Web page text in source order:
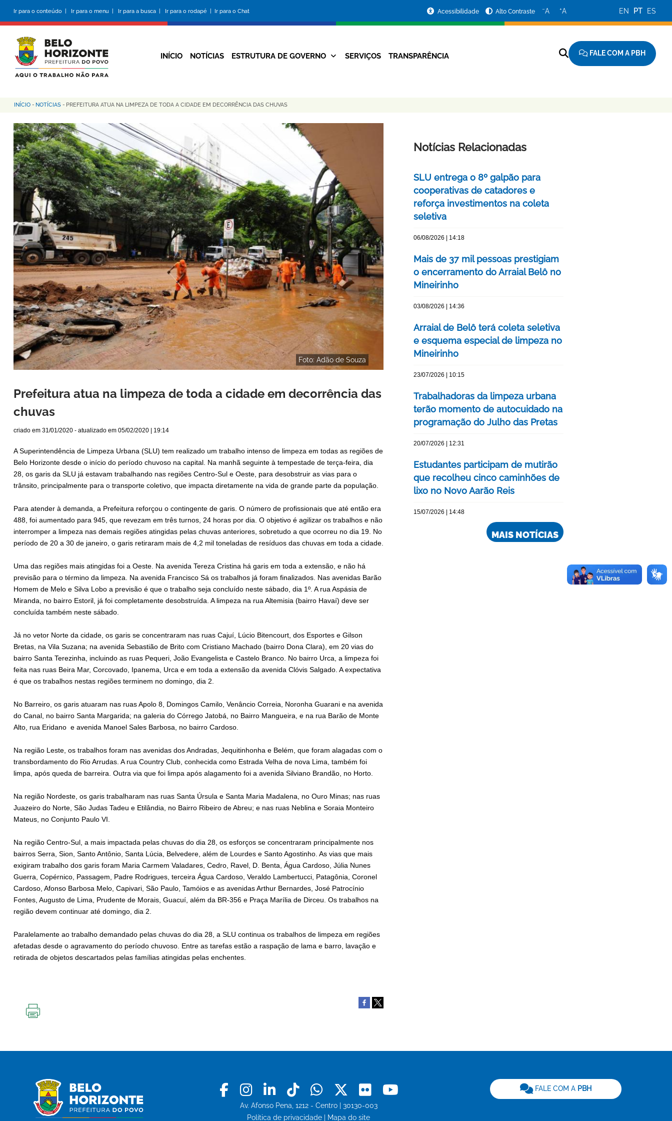
conteúdo
principal
Ir para o conteúdo | Ir para o menu | Ir para a busca | Ir para o rodapé | Ir para o Chat
da
Prefeitura
Acessibilidade Alto Contraste −A +A EN PT ES
Navegação
INÍCIO NOTÍCIAS ESTRUTURA DE GOVERNO SERVIÇOS TRANSPARÊNCIA FALE COM A PBH
Trilha
de
navegação
INÍCIO - NOTÍCIAS - PREFEITURA ATUA NA LIMPEZA DE TODA A CIDADE EM DECORRÊNCIA DAS CHUVAS
Foto: Adão de Souza
Prefeitura atua na limpeza de toda a cidade em decorrência das
chuvas
criado em 31/01/2020 - atualizado em 05/02/2020 | 19:14
A Superintendência de Limpeza Urbana (SLU) tem realizado um trabalho intenso de limpeza em todas as regiões de
Belo Horizonte desde o início do período chuvoso na capital. Na manhã seguinte à tempestade de terça-feira, dia
28, os garis da SLU já estavam trabalhando nas regiões Centro-Sul e Oeste, para desobstruir as vias para o
trânsito, principalmente para o transporte coletivo, que impacta diretamente na vida de grande parte da população.
Para atender à demanda, a Prefeitura reforçou o contingente de garis. O número de profissionais que até então era
488, foi aumentado para 945, que revezam em três turnos, 24 horas por dia. O objetivo é agilizar os trabalhos e não
interromper a limpeza nas demais regiões atingidas pelas chuvas anteriores, sobretudo a que ocorreu no dia 19. No
período de 20 a 30 de janeiro, o garis retiraram mais de 4,2 mil toneladas de resíduos das chuvas em toda a cidade.
Uma das regiões mais atingidas foi a Oeste. Na avenida Tereza Cristina há garis em toda a extensão, e não há
previsão para o término da limpeza. Na avenida Francisco Sá os trabalhos já foram finalizados. Nas avenidas Barão
Homem de Melo e Silva Lobo a previsão é que o trabalho seja concluído neste sábado, dia 1º. A rua Aspásia de
Miranda, no bairro Estoril, já foi completamente desobstruída. A limpeza na rua Altemisia (bairro Havaí) deve ser
concluída também neste sábado.
Já no vetor Norte da cidade, os garis se concentraram nas ruas Cajuí, Lúcio Bitencourt, dos Esportes e Gilson
Bretas, na Vila Suzana; na avenida Sebastião de Brito com Cristiano Machado (bairro Dona Clara), em 20 vias do
bairro Santa Terezinha, incluindo as ruas Pequeri, João Evangelista e Castelo Branco. No bairro Urca, a limpeza foi
feita nas ruas Beira Mar, Corcovado, Ipanema, Urca e em toda a extensão da avenida Clóvis Salgado. A expectativa
é que os trabalhos nestas regiões terminem no domingo, dia 2.
No Barreiro, os garis atuaram nas ruas Apolo 8, Domingos Camilo, Venâncio Correia, Noronha Guarani e na avenida
do Canal, no bairro Santa Margarida; na galeria do Córrego Jatobá, no Bairro Mangueira, e na rua Barão de Monte
Alto, rua Eridano e avenida Manoel Sales Barbosa, no bairro Cardoso.
Na região Leste, os trabalhos foram nas avenidas dos Andradas, Jequitinhonha e Belém, que foram alagadas com o
transbordamento do Rio Arrudas. A rua Country Club, conhecida como Estrada Velha de nova Lima, também foi
limpa, após queda de barreira. Outra via que foi limpa após alagamento foi a avenida Silviano Brandão, no Horto.
Na região Nordeste, os garis trabalharam nas ruas Santa Úrsula e Santa Maria Madalena, no Ouro Minas; nas ruas
Juazeiro do Norte, São Judas Tadeu e Etilândia, no Bairro Ribeiro de Abreu; e nas ruas Neblina e Soraia Monteiro
Mateus, no Conjunto Paulo VI.
Na região Centro-Sul, a mais impactada pelas chuvas do dia 28, os esforços se concentraram principalmente nos
bairros Serra, Sion, Santo Antônio, Santa Lúcia, Belvedere, além de Lourdes e Santo Agostinho. As vias que mais
exigiram trabalho dos garis foram Maria Carmem Valadares, Cedro, Ravel, D. Benta, Água Cardoso, Júlia Nunes
Guerra, Copérnico, Passagem, Padre Rodrigues, terceira Água Cardoso, Veraldo Lambertucci, Patagônia, Coronel
Cardoso, Afonso Barbosa Melo, Capivari, São Paulo, Tamóios e as avenidas Arthur Bernardes, José Patrocínio
Fontes, Augusto de Lima, Prudente de Morais, Guacuí, além da BR-356 e Praça Marília de Dirceu. Os trabalhos na
região devem continuar até domingo, dia 2.
Paralelamente ao trabalho demandado pelas chuvas do dia 28, a SLU continua os trabalhos de limpeza em regiões
afetadas desde o agravamento do período chuvoso. Entre as tarefas estão a raspação de lama e barro, lavação e
retirada de objetos descartados pelas famílias atingidas pelas enchentes.
Notícias Relacionadas
SLU entrega o 8º galpão para
cooperativas de catadores e
reforça investimentos na coleta
seletiva
06/08/2026 | 14:18
Mais de 37 mil pessoas prestigiam
o encerramento do Arraial Belô no
Mineirinho
03/08/2026 | 14:36
Arraial de Belô terá coleta seletiva
e esquema especial de limpeza no
Mineirinho
23/07/2026 | 10:15
Trabalhadoras da limpeza urbana
terão momento de autocuidado na
programação do Julho das Pretas
20/07/2026 | 12:31
Estudantes participam de mutirão
que recolheu cinco caminhões de
lixo no Novo Aarão Reis
15/07/2026 | 14:48
MAIS NOTÍCIAS
Facebook
Instagram
LinkedinTiktokWhatsapp
X Flickr
Av. Afonso Pena, 1212 - Centro | 30130-003
Política de privacidade
Mapa do site
FALE COM A PBH